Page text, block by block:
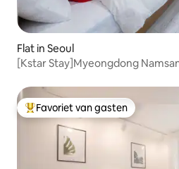
Flat in Seoul
[Kstar Stay]Myeongdong
Topfavoriet van gasten
Favoriet van gasten